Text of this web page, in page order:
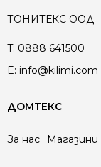
ТОНИТЕКС ООД
T: 0888 641500
E: info@kilimi.com
ДОМТЕКС
За нас Магазини